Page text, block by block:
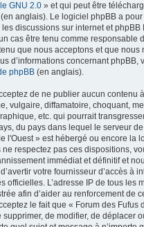
GNU 2.0» et qui peut être
anglais). Le logiciel phpBB a pour
les discussions sur internet et phpBB
cas être tenu comme responsable
que nous acceptons et que nous
d’informations concernant phpBB,
phpBB(en anglais).
de ne publier aucun contenu
vulgaire, diffamatoire, choquant,
etc. qui pourrait
du pays dans lequel le serveur
l'Ouest » est hébergé ou encore la
ne respectez pas ces dispositions,
immédiat et définitif et
votre fournisseur d’accès à
officielles. L’adresse IP de tous les
afin d’aider au renforcement de
le fait que « Forum des Fufus
supprimer, de modifier, de déplacer